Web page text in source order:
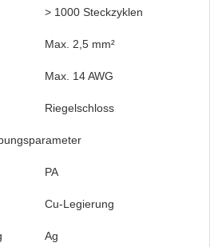
> 1000 Steckzyklen
Max. 2,5 mm²
Max. 14 AWG
Riegelschloss
PA
Cu-Legierung
Ag